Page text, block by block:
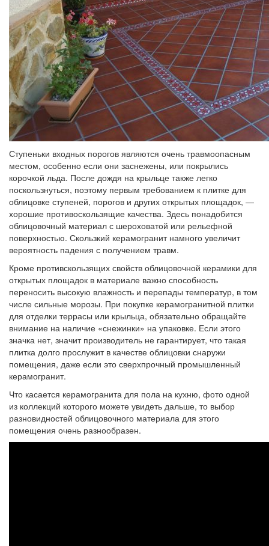
Ступеньки входных порогов являются очень травмоопасным
местом, особенно если они заснежены, или покрылись
корочкой льда. После дождя на крыльце также легко
поскользнуться, поэтому первым требованием к плитке для
облицовке ступеней, порогов и других открытых площадок, —
хорошие противоскользящие качества. Здесь понадобится
облицовочный материал с шероховатой или рельефной
поверхностью. Скользкий керамогранит намного увеличит
вероятность падения с получением травм.
Кроме противскользящих свойств облицовочной керамики для
открытых площадок в материале важно способность
переносить высокую влажность и перепады температур, в том
числе сильные морозы. При покупке керамогранитной плитки
для отделки террасы или крыльца, обязательно обращайте
внимание на наличие «снежинки» на упаковке. Если этого
значка нет, значит производитель не гарантирует, что такая
плитка долго прослужит в качестве облицовки снаружи
помещения, даже если это сверхпрочный промышленный
керамогранит.
Что касается керамогранита для пола на кухню, фото одной
из коллекций которого можете увидеть дальше, то выбор
разновидностей облицовочного материала для этого
помещения очень разнообразен.